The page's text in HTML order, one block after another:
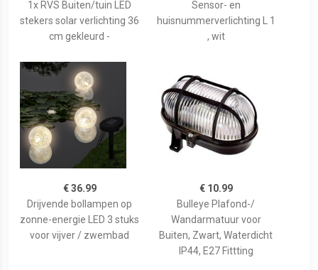
1x RVS Buiten/tuin LED
stekers solar verlichting 36
cm gekleurd -
Sensor- en
huisnummerverlichting L 1
, wit
€ 36.99
Drijvende bollampen op
zonne-energie LED 3 stuks
voor vijver / zwembad
€ 10.99
Bulleye Plafond-/
Wandarmatuur voor
Buiten, Zwart, Waterdicht
IP44, E27 Fittting